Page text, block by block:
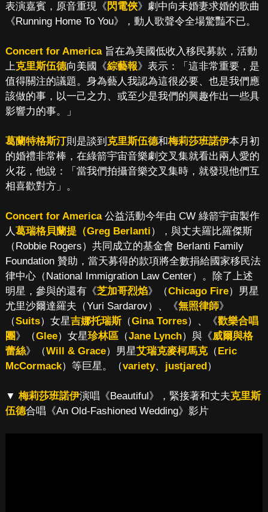
表演嘉賓，原音重現《閃電俠》劇中向未婚妻求婚的歌曲
《Running Home To You》，動人歌聲令全場驚豔不已。
Concert for America旨在為美國低收入移民募款，活動
上克里斯伍德向美國《綜藝報》表示：「這非常重要，是
值得關注的議題。身為藝人我認為這很必要、也是我們應
該做的事，以一己之力、或至少是我們的興趣作出一些具
影響力的事。」
葛蘭特格斯汀則是談到 克里斯伍德和梅莉莎班諾伊本月初
的婚禮非常棒，在綠箭宇宙音樂劇交叉集就看出兩人愛的
火花，他說：「當我們拍攝音樂交叉集時，就發現他們互
相喜歡對方」。
Concert for America公益活動今年由 CW 綠箭宇宙製作
人葛瑞格貝蘭提（Greg Berlanti），與丈夫羅比羅傑斯
（Robbie Rogers）共同成立的基金會 Berlanti Family
Foundation 贊助，當天募得的款項將全數捐給國家移民法
律中心（National Immigration Law Center）。除了上述
明星，參與的還有《芝加哥烈焰》（Chicago Fire）男星
尤里沙爾達羅夫（Yuri Sardarov）、《無照律師》
（Suits）女星吉娜托瑞斯（Gina Torres）、《歡樂合唱
團》（Glee）女星珍林區（Jane Lynch）與《威爾與格
蕾絲》（Will & Grace）男星艾瑞克麥柯馬克（Eric
McCormack）等巨星。（variety、 justjared）
▼ 梅莉莎班諾伊演唱《Beautiful》，緊接著和丈夫克里斯
伍德合唱《An Old-Fashioned Wedding》影片